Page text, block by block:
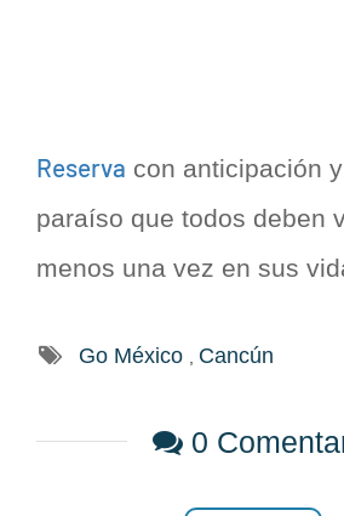
Reserva con anticipación
paraíso que todos deben
menos una vez en sus
Go México Cancún
0